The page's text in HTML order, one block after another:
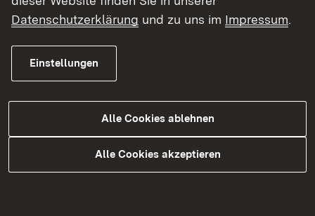
Datenschutzerklärung und zu uns im Impressum.
Einstellungen
Alle Cookies ablehnen
Alle Cookies akzeptieren